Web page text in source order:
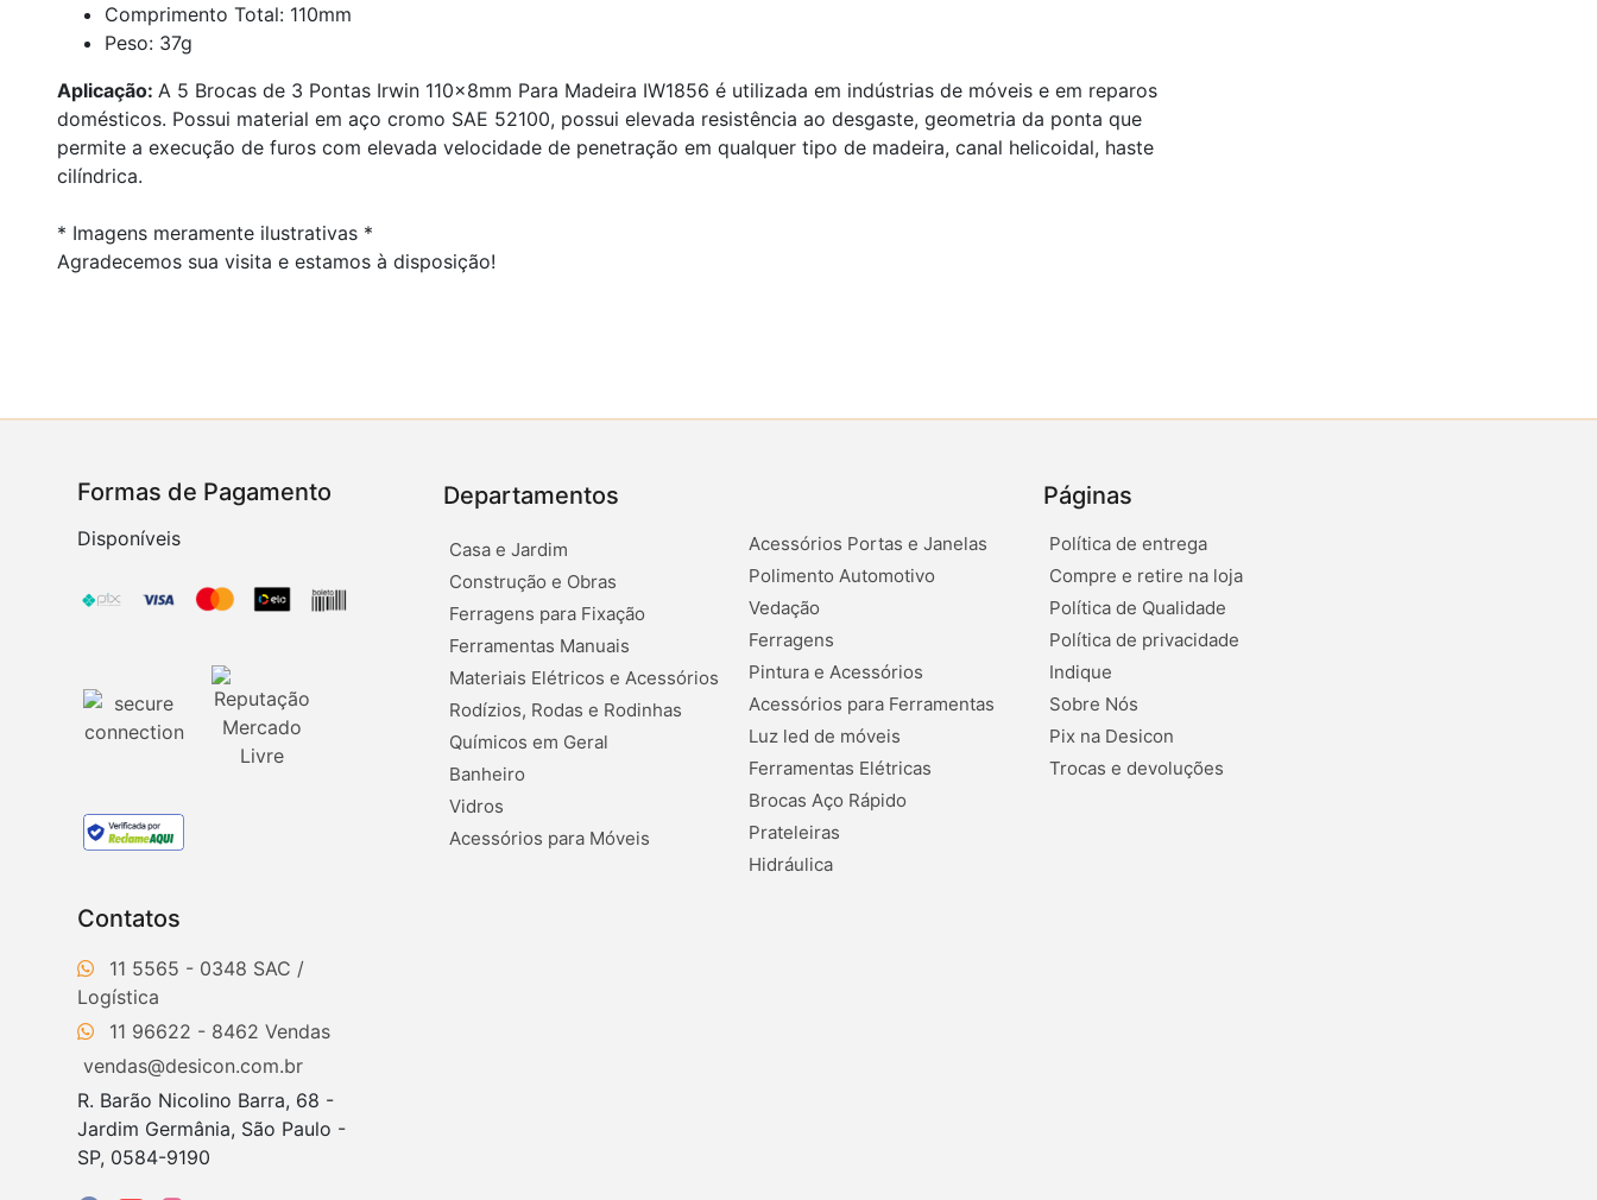
Comprimento Total: 110mm
Peso: 37g
Aplicação: A 5 Brocas de 3 Pontas Irwin 110x8mm Para Madeira IW1856 é utilizada em indústrias de móveis e em reparos
domésticos. Possui material em aço cromo SAE 52100, possui elevada resistência ao desgaste, geometria da ponta que
permite a execução de furos com elevada velocidade de penetração em qualquer tipo de madeira, canal helicoidal, haste
cilíndrica.
* Imagens meramente ilustrativas *
Agradecemos sua visita e estamos à disposição!
Contatos
11 5565 - 0348
11 96622 - 8462
vendas@desicon.com.br
R. Barão Nicolino Barra, 68 -
Jardim Germânia, São Paulo -
SP, 0584-9190
Departamentos
Casa e Jardim
Construção e Obras
Ferragens para Fixação
Ferramentas Manuais
Materiais Elétricos e Acessórios
Rodízios, Rodas e Rodinhas
Químicos em Geral
Banheiro
Vidros
Acessórios para Móveis
Acessórios Portas e Janelas
Polimento Automotivo
Vedação
Ferragens
Pintura e Acessórios
Acessórios para Ferramentas
Luz led de móveis
Ferramentas Elétricas
Brocas Aço Rápido
Prateleiras
Hidráulica
Páginas
Política de entrega
Compre e retire na loja
Política de Qualidade
Política de privacidade
Indique
Sobre Nós
Pix na Desicon
Trocas e devoluções
Formas de Pagamento
Disponíveis